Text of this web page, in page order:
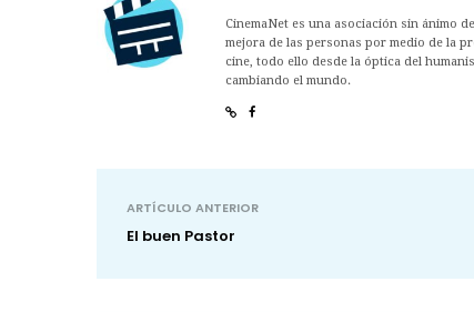
CinemaNet es una asociación sin ánimo
mejora de las personas por medio de la
cine, todo ello desde la óptica del
cambiando el mundo.
ARTÍCULO ANTERIOR
El buen Pastor